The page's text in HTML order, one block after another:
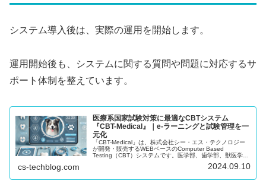
システム導入後は、実際の運用を開始します。
運用開始後も、システムに関する質問や問題に対応するサ
ポート体制を整えています。
医療系国家試験対策に最適なCBTシステム
『CBT-Medical』｜e-ラーニングと試験管理を一
元化
「CBT-Medical」は、株式会社シー・エス・テクノロジー
が開発・販売するWEBベースのComputer Based
Testing（CBT）システムです。医学部、歯学部、獣医学部
うに設計されており、スマートフォンをはじめとする様々
e-ラーニングシステムとしても活用でき、受験者のスキル
cs-techblog.com 2024.09.10